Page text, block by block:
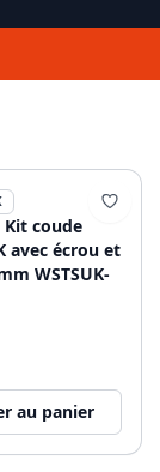
Kit coude
avec écrou et
WSTSUK-
au panier